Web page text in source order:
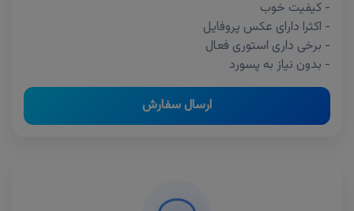
- کیفیت خوب
- اکثرا دارای عکس پروفایل
- برخی داری استوری فعال
- بدون نیاز به پسورد
ارسال سفارش